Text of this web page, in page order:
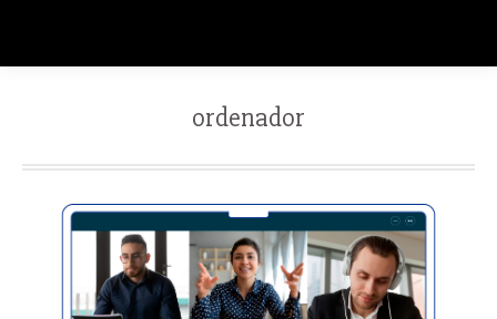
ordenador